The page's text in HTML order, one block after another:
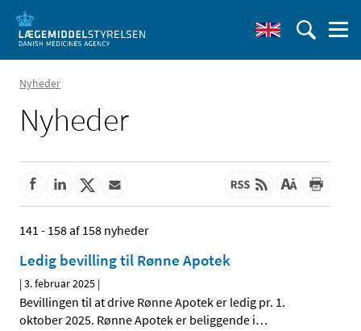
Nyheder
Nyheder
141 - 158 af 158 nyheder
Ledig bevilling til Rønne Apotek
|3. februar 2025 |
Bevillingen til at drive Rønne Apotek er ledig pr. 1.
oktober 2025. Rønne Apotek er beliggende i…